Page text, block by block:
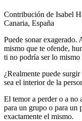
Contribución de Isabel
Canaria, España
Puede sonar exagerado.
mismo que te ofende,
ti no podría ser lo mismo
¿Realmente puede
sea el interior de la
El temor a perder o a no
para un grupo o para un
exactamente el mismo.